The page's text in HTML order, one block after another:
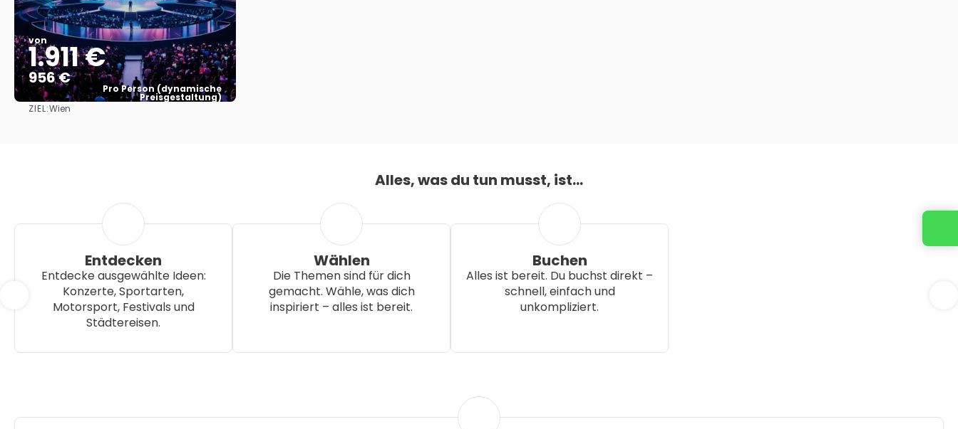
von
1.911 €
956 €
Pro Person (dynamische
Preisgestaltung)
ZIEL:Wien
Alles, was du tun musst, ist...
Entdecken
Entdecke ausgewählte Ideen:
Konzerte, Sportarten,
Motorsport, Festivals und
Städtereisen.
Wählen
Die Themen sind für dich
gemacht. Wähle, was dich
inspiriert – alles ist bereit.
Buchen
Alles ist bereit. Du buchst direkt –
schnell, einfach und
unkompliziert.